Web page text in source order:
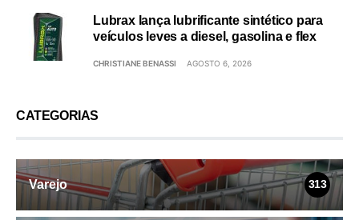
Lubrax lança lubrificante sintético para
veículos leves a diesel, gasolina e flex
CHRISTIANE BENASSI AGOSTO 6, 2026
CATEGORIAS
Varejo 313